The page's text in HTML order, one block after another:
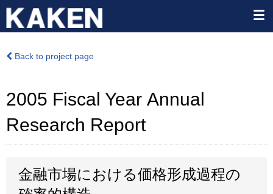
Back to project page
2005 Fiscal Year Annual
Research Report
金融市場における価格形成過程の